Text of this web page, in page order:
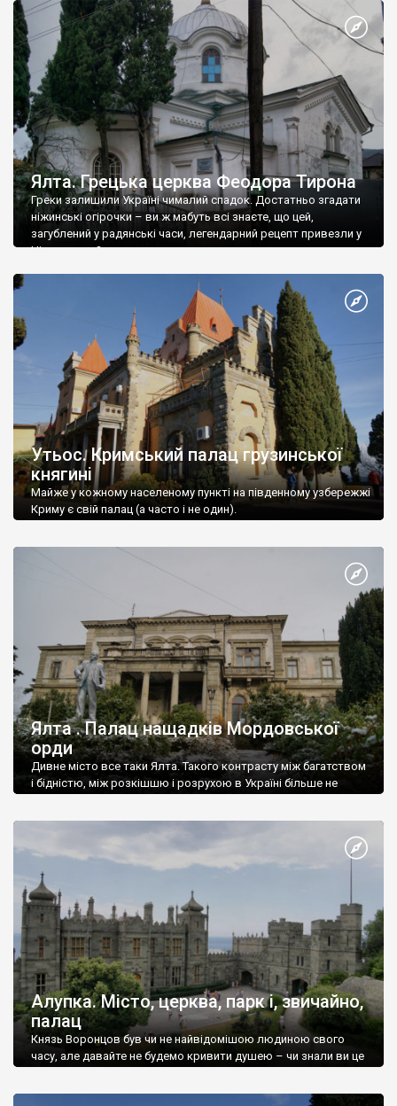
Ялта. Грецька церква Феодора Тирона
Греки залишили Україні чималий спадок. Достатньо згадати
ніжинські огірочки – ви ж мабуть всі знаєте, що цей,
загублений у радянські часи, легендарний рецепт привезли у
Ніжин греки?
Утьос. Кримський палац грузинської
княгині
Майже у кожному населеному пункті на південному узбережжі
Криму є свій палац (а часто і не один).
Ялта . Палац нащадків Мордовської
орди
Дивне місто все таки Ялта. Такого контрасту між багатством
і бідністю, між розкішшю і розрухою в Україні більше не
Алупка. Місто, церква, парк і, звичайно,
палац
Князь Воронцов був чи не найвідомішою людиною свого
часу, але давайте не будемо кривити душею – чи знали ви це